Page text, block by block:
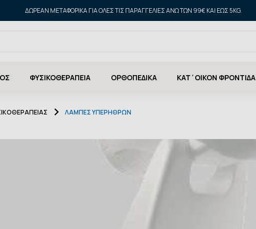
ΔΩΡΕΑΝ ΜΕΤΑΦΟΡΙΚΑ ΓΙΑ ΌΛΕΣ ΤΙΣ ΠΑΡΑΓΓΕΛΊΕΣ ΆΝΩ ΤΩΝ 99€ ΚΑΙ ΈΩΣ 5KG.
ΦΥΣΙΚΟΘΕΡΑΠΕΙΑ ΟΡΘΟΠΕΔΙΚΑ ΚΑΤ΄ΟΙΚΟΝ ΦΡΟΝΤΙΔΑ
ΛΆΜΠΕΣ ΥΠΕΡΉΘΡΩΝ